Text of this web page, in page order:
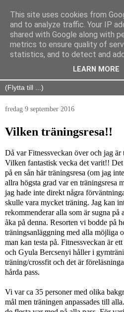
fredag 9 september 2016
Vilken träningsresa!!
Då var Fitnessveckan över och jag
Vilken fantastisk vecka det varit!!
på en sån här träningsresa (om jag
allra högsta grad var en träningsresa
jag hade inte direkt några
skulle vara mycket träning. Jag kan
rekommenderar alla som är sugna på
åka på denna. Resorten vi bodde på
träningsanläggning med alla möjliga
man kan testa på. Fitnessveckan är
och Gyula Bercsenyi håller i
träning/crossfit och det är
hårda pass.
Vi var ca 35 personer med olika
mål men träningen anpassades till
This site uses cookies from
and to analyze traffic. Your IP
shared with Google along with
metrics to ensure quality of
statistics, and to detect and
LEARN MORE